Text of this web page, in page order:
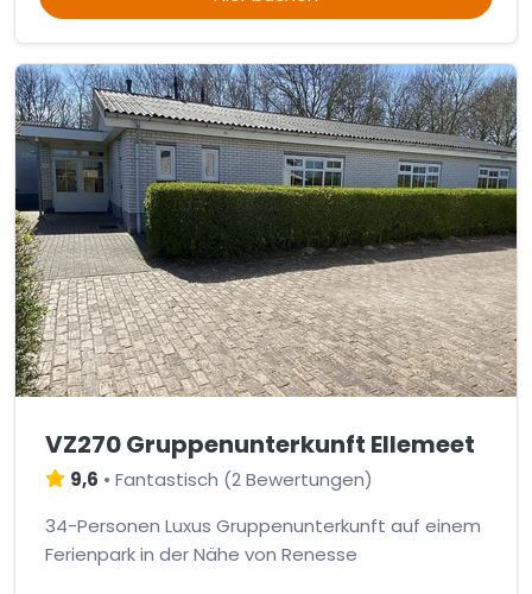
VZ270 Gruppenunterkunft Ellemeet
9,6 • Fantastisch (2 Bewertungen)
34-Personen Luxus Gruppenunterkunft auf einem
Ferienpark in der Nähe von Renesse